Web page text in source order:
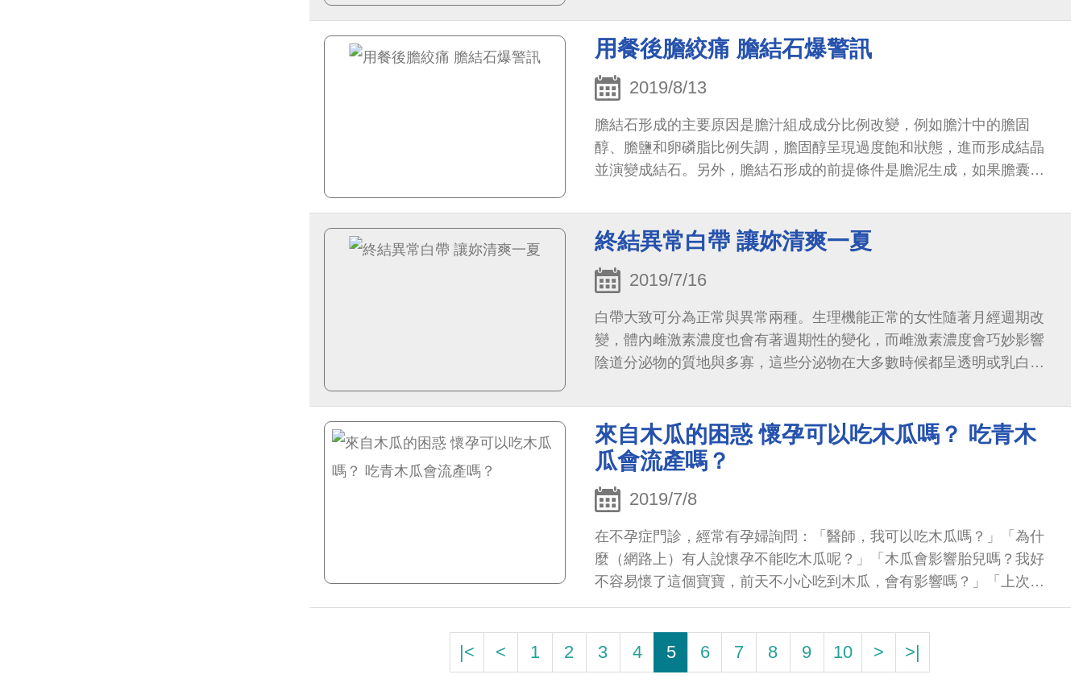
用餐後膽絞痛 膽結石爆警訊
2019/8/13
膽結石形成的主要原因是膽汁組成成分比例改變，例如膽汁中的膽固
醇、膽鹽和卵磷脂比例失調，膽固醇呈現過度飽和狀態，進而形成結晶
並演變成結石。另外，膽結石形成的前提條件是膽泥生成，如果膽囊長
終結異常白帶 讓妳清爽一夏
2019/7/16
白帶大致可分為正常與異常兩種。生理機能正常的女性隨著月經週期改
變，體內雌激素濃度也會有著週期性的變化，而雌激素濃度會巧妙影響
陰道分泌物的質地與多寡，這些分泌物在大多數時候都呈透明或乳白
來自木瓜的困惑 懷孕可以吃木瓜嗎？ 吃青木
瓜會流產嗎？
2019/7/8
在不孕症門診，經常有孕婦詢問：「醫師，我可以吃木瓜嗎？」「為什
麼（網路上）有人說懷孕不能吃木瓜呢？」「木瓜會影響胎兒嗎？我好
不容易懷了這個寶寶，前天不小心吃到木瓜，會有影響嗎？」「上次半
夜抽筋很不舒服，去看中醫師，開的藥單裡有木瓜，不知道會...
|< < 1 2 3 4 5 6 7 8 9 10 > >|